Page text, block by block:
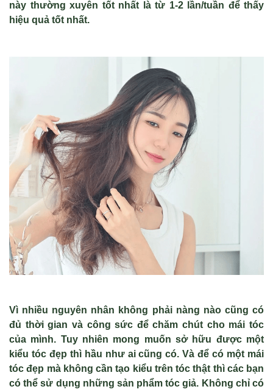
này thường xuyên tốt nhất là từ 1-2 lần/tuần để thấy
hiệu quả tốt nhất.
Vì nhiều nguyên nhân không phải nàng nào cũng có
đủ thời gian và công sức để chăm chút cho mái tóc
của mình. Tuy nhiên mong muốn sở hữu được một
kiểu tóc đẹp thì hầu như ai cũng có. Và để có một mái
tóc đẹp mà không cần tạo kiểu trên tóc thật thì các bạn
có thể sử dụng những sản phẩm tóc giả. Không chỉ có